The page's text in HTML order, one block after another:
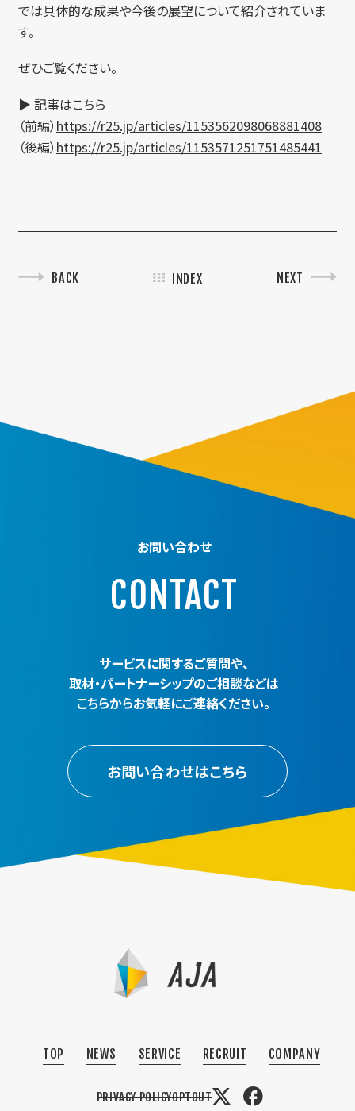
では具体的な成果や今後の展望について紹介されていま
す。
ぜひご覧ください。
▶︎ 記事はこちら
（前編） https://r25.jp/articles/1153562098068881408
（後編） https://r25.jp/articles/1153571251751485441
BACK INDEX NEXT
お問い合わせ
CONTACT
サービスに関するご質問や、
取材・パートナーシップのご相談などは
こちらからお気軽にご連絡ください。
お問い合わせはこちら
TOP NEWS SERVICE RECRUIT COMPANY
PRIVACY POLICYOPTOUT